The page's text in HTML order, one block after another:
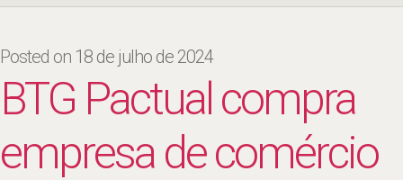
Posted on 18 de julho de 2024
BTG Pactual compra
empresa de comércio